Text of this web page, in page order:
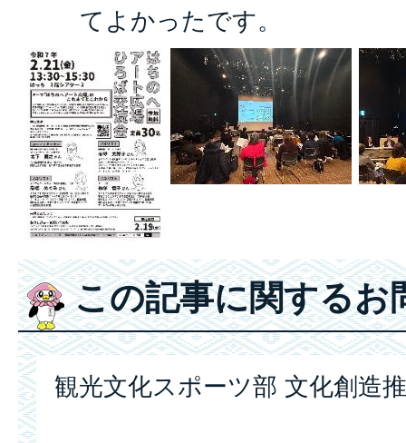
てよかったです。
この記事に関するお
観光文化スポーツ部 文化創造